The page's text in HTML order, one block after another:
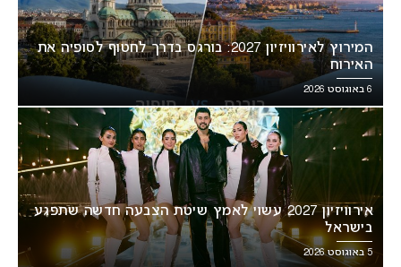
המירוץ לאירוויזיון 2027: בורגס בדרך לחטוף לסופיה את
האירוח
6 באוגוסט 2026
אירוויזיון 2027 עשוי לאמץ שיטת הצבעה חדשה שתפגע
בישראל
5 באוגוסט 2026